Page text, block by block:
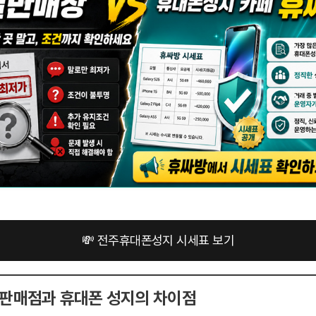
💸 전주휴대폰성지 시세표 보기
매점과 휴대폰 성지의 차이점